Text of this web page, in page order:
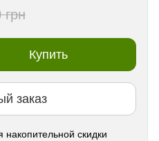
грн
Купить
заказ
скидки